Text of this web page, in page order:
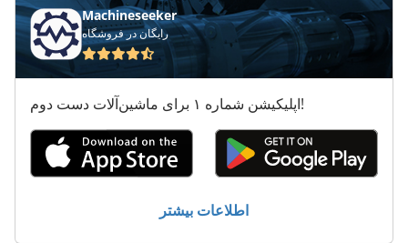
گرم نگه داشتن تجهیزات
Machineseeker
رایگان در فروشگاه
اپلیکیشن شماره ۱ برای ماشین‌آلات دست دوم!
اطلاعات بیشتر